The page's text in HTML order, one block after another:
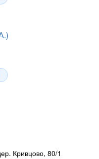
Кривцово, 80/1